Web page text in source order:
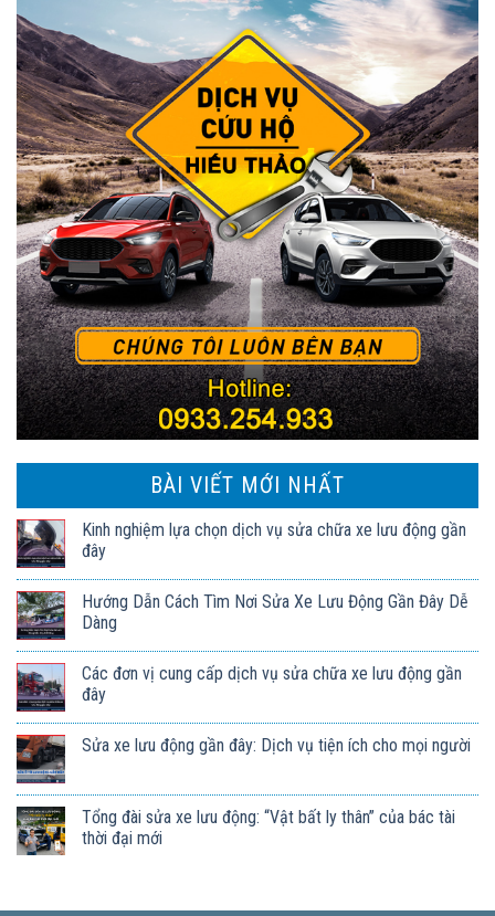
BÀI VIẾT MỚI NHẤT
Kinh nghiệm lựa chọn dịch vụ sửa chữa xe lưu động gần
đây
Hướng Dẫn Cách Tìm Nơi Sửa Xe Lưu Động Gần Đây Dễ
Dàng
Các đơn vị cung cấp dịch vụ sửa chữa xe lưu động gần
đây
Sửa xe lưu động gần đây: Dịch vụ tiện ích cho mọi người
Tổng đài sửa xe lưu động: “Vật bất ly thân” của bác tài
thời đại mới